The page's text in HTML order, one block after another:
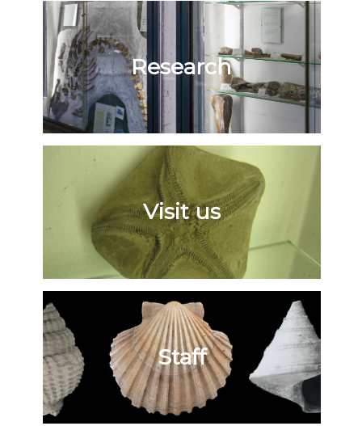
Research
Visit us
Staff